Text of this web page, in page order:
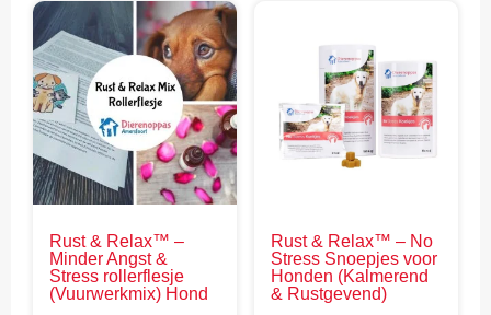
Rust & Relax™ –
Minder Angst &
Stress rollerflesje
(Vuurwerkmix) Hond
Dit
product
heeft
meerdere
variaties.
Deze
optie
kan
wordenRust & Relax™ – No
Stress Snoepjes voor
Honden (Kalmerend
& Rustgevend)